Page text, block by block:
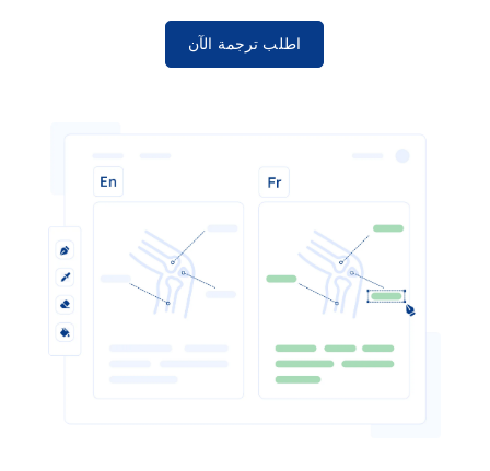
اطلب ترجمة الآن